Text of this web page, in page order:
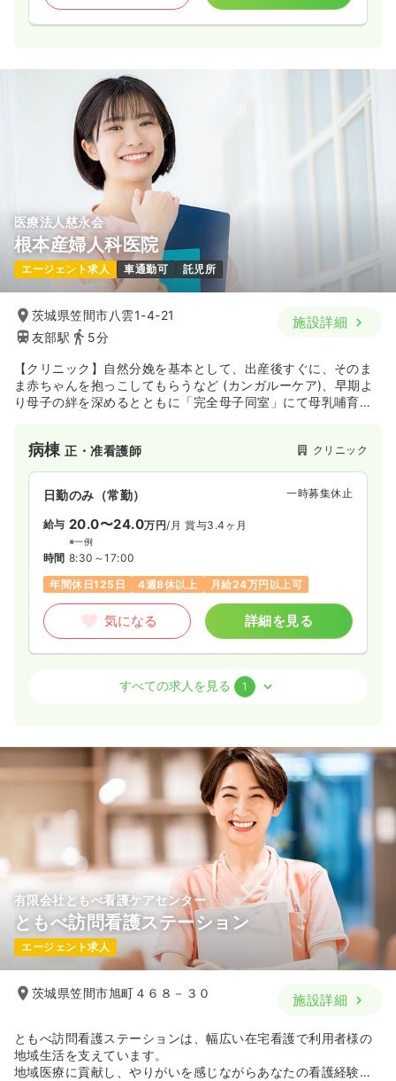
医療法人慈永会
根本産婦人科医院
エージェント求人 車通勤可 託児所
茨城県笠間市八雲1-4-21
友部駅
5分
施設詳細
【クリニック】自然分娩を基本として、出産後すぐに、そのま
ま赤ちゃんを抱っこしてもらうなど (カンガルーケア)、早期よ
り母子の絆を深めるとともに「完全母子同室」にて母乳哺育を
病棟正・准看護師 クリニック
日勤のみ（常勤） 一時募集休止
給与 20.0〜24.0万円/月 賞与3.4ヶ月
※一例
時間 8:30～17:00
年間休日125日
4週8休以上 月給24万円以上可
気になる 詳細を見る
正・准看護師
給与 1,300円
8:00～17:00
（休憩120分）
時給1,300円以上可
気になる 詳細を見る
すべての求人を見る 1
有限会社ともべ看護ケアセンター
ともべ訪問看護ステーション
エージェント求人
茨城県笠間市旭町４６８－３０ 施設詳細
ともべ訪問看護ステーションは、幅広い在宅看護で利用者様の
地域生活を支えています。
地域医療に貢献し、やりがいを感じながらあなたの看護経験を